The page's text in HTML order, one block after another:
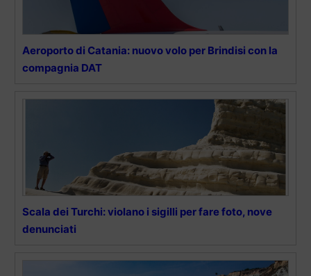
Aeroporto di Catania: nuovo volo per Brindisi con la
compagnia DAT
Scala dei Turchi: violano i sigilli per fare foto, nove
denunciati